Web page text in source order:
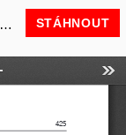
STÁHNOUT